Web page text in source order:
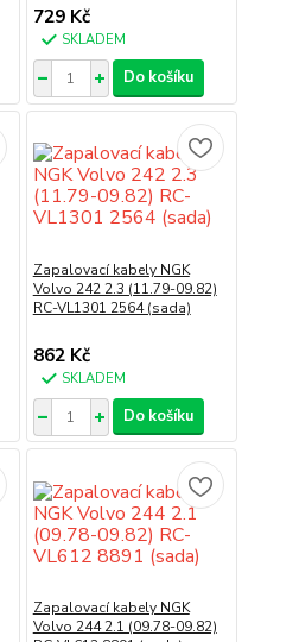
729 Kč
SKLADEM
Do košíku
Zapalovací kabely NGK
Volvo 242 2.3 (11.79-09.82)
RC-VL1301 2564 (sada)
862 Kč
SKLADEM
Do košíku
Zapalovací kabely NGK
Volvo 244 2.1 (09.78-09.82)